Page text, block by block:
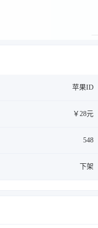
苹果ID
￥28元
548
下架